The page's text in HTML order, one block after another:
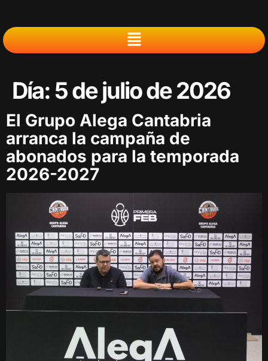
Día:5 de julio de 2026
El Grupo Alega Cantabria
arranca la campaña de
abonados para la temporada
2026-2027